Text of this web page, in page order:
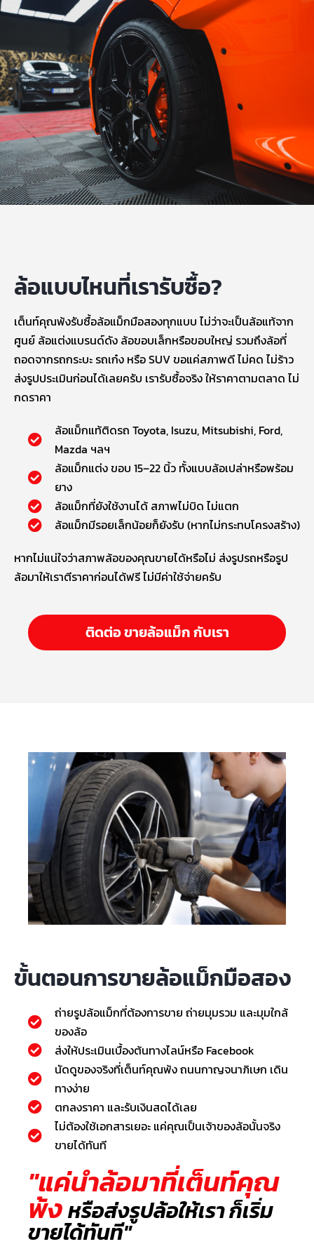
ล้อแบบไหนที่เรารับซื้อ?
เต็นท์คุณพ้งรับซื้อล้อแม็กมือสองทุกแบบ ไม่ว่าจะเป็นล้อแท้จาก
ศูนย์ ล้อแต่งแบรนด์ดัง ล้อขอบเล็กหรือขอบใหญ่ รวมถึงล้อที่
ถอดจากรถกระบะ รถเก๋ง หรือ SUV ขอแค่สภาพดี ไม่คด ไม่ร้าว
ส่งรูปประเมินก่อนได้เลยครับ เรารับซื้อจริง ให้ราคาตามตลาด ไม่
กดราคา
ล้อแม็กแท้ติดรถ Toyota, Isuzu, Mitsubishi, Ford,
Mazda ฯลฯ
ล้อแม็กแต่ง ขอบ 15–22 นิ้ว ทั้งแบบล้อเปล่าหรือพร้อม
ยาง
ล้อแม็กที่ยังใช้งานได้ สภาพไม่บิด ไม่แตก
ล้อแม็กมีรอยเล็กน้อยก็ยังรับ (หากไม่กระทบโครงสร้าง)
หากไม่แน่ใจว่าสภาพล้อของคุณขายได้หรือไม่ ส่งรูปรถหรือรูป
ล้อมาให้เราตีราคาก่อนได้ฟรี ไม่มีค่าใช้จ่ายครับ
ติดต่อ ขายล้อแม็ก กับเรา
ขั้นตอนการขายล้อแม็กมือสอง
ถ่ายรูปล้อแม็กที่ต้องการขาย ถ่ายมุมรวม และมุมใกล้
ของล้อ
ส่งให้ประเมินเบื้องต้นทางไลน์หรือ Facebook
นัดดูของจริงที่เต็นท์คุณพ้ง ถนนกาญจนาภิเษก เดิน
ทางง่าย
ตกลงราคา และรับเงินสดได้เลย
ไม่ต้องใช้เอกสารเยอะ แค่คุณเป็นเจ้าของล้อนั้นจริง
ขายได้ทันที
"แค่นำล้อมาที่เต็นท์คุณ
พ้งหรือส่งรูปล้อให้เรา ก็เริ่ม
ขายได้ทันที"